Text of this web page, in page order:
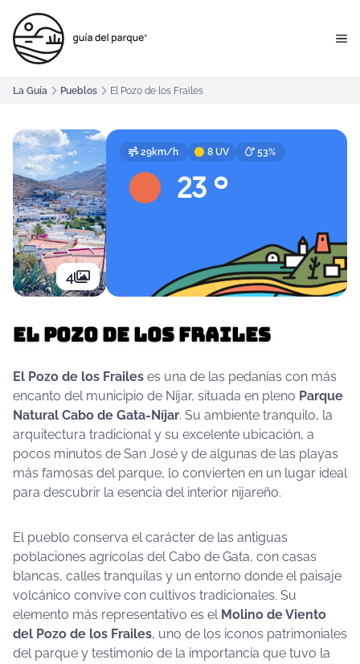
La Guía Pueblos El Pozo de los Frailes
4
29km/h 8 UV 53%
23 º
El Pozo de los Frailes
El Pozo de los Frailes es una de las pedanías con más
encanto del municipio de Níjar, situada en pleno Parque
Natural Cabo de Gata-Níjar. Su ambiente tranquilo, la
arquitectura tradicional y su excelente ubicación, a
pocos minutos de San José y de algunas de las playas
más famosas del parque, lo convierten en un lugar ideal
para descubrir la esencia del interior nijareño.
El pueblo conserva el carácter de las antiguas
poblaciones agrícolas del Cabo de Gata, con casas
blancas, calles tranquilas y un entorno donde el paisaje
volcánico convive con cultivos tradicionales. Su
elemento más representativo es el Molino de Viento
del Pozo de los Frailes, uno de los iconos patrimoniales
del parque y testimonio de la importancia que tuvo la